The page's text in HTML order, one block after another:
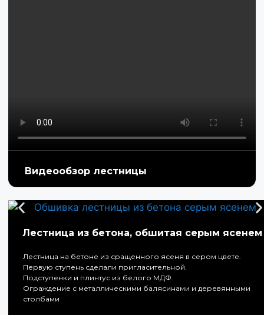
Видеообзор лестницы
Лестница из бетона, обшитая серым ясенем
Лестница на бетоне из сращенного ясеня в сером цвете.
Первую ступень сделали пригласительной.
Подступенки и плинтус из белого МДФ.
Ограждение с металлическими балясинами и деревянными
столбами